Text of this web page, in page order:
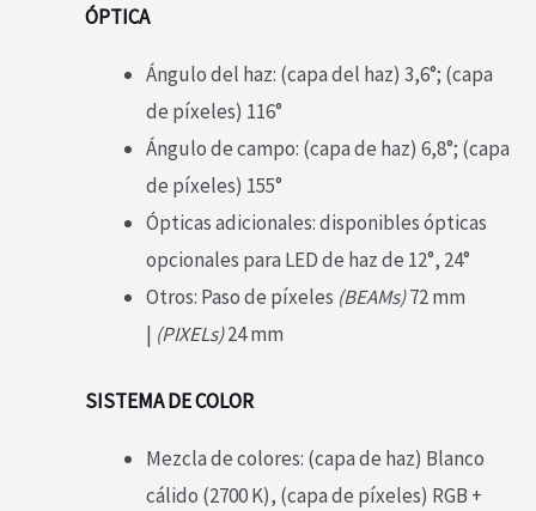
ÓPTICA
Ángulo del haz: (capa del haz) 3,6°; (capa
de píxeles) 116°
Ángulo de campo: (capa de haz) 6,8°; (capa
de píxeles) 155°
Ópticas adicionales: disponibles ópticas
opcionales para LED de haz de 12°, 24°
Otros: Paso de píxeles (BEAMs)72 mm
| (PIXELs)24 mm
SISTEMA DE COLOR
Mezcla de colores: (capa de haz) Blanco
cálido (2700 K), (capa de píxeles) RGB +